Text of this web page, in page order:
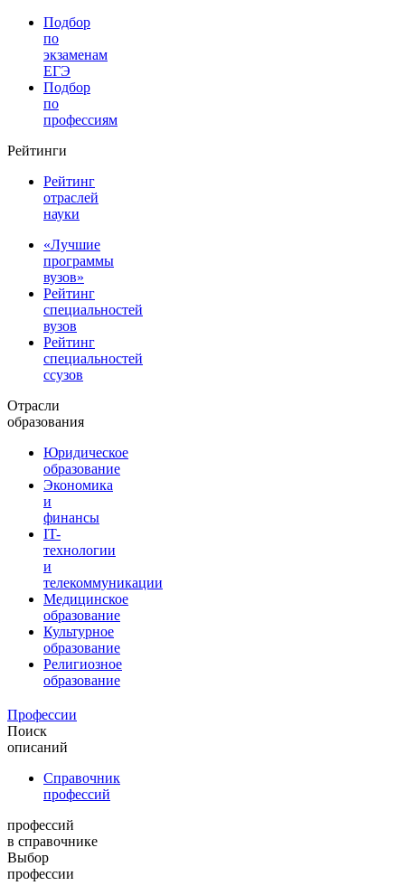
Подбор
по
экзаменам
ЕГЭ
Подбор
по
профессиям
Рейтинги
Рейтинг
отраслей
науки
«Лучшие
программы
вузов»
Рейтинг
специальностей
вузов
Рейтинг
специальностей
ссузов
Отрасли
образования
Юридическое
образование
Экономика
и
финансы
IT-
технологии
и
телекоммуникации
Медицинское
образование
Культурное
образование
Религиозное
образование
Профессии
Поиск
описаний
Справочник
профессий
профессий
в справочнике
Выбор
профессии